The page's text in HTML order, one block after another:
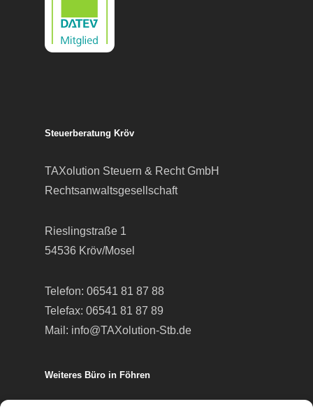
Steuerberatung Kröv
TAXolution Steuern & Recht GmbH
Rechtsanwaltsgesellschaft
Rieslingstraße 1
54536 Kröv/Mosel
Telefon: 06541 81 87 88
Telefax: 06541 81 87 89
Mail: info@TAXolution-Stb.de
Weiteres Büro in Föhren